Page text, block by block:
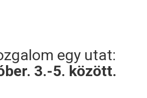
egy utat:
3.-5. között.